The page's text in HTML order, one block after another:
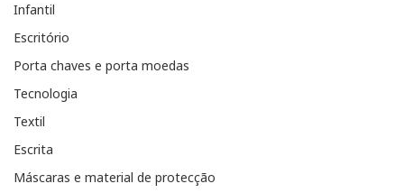
Infantil
Escritório
Porta chaves e porta moedas
Tecnologia
Textil
Escrita
Máscaras e material de protecção